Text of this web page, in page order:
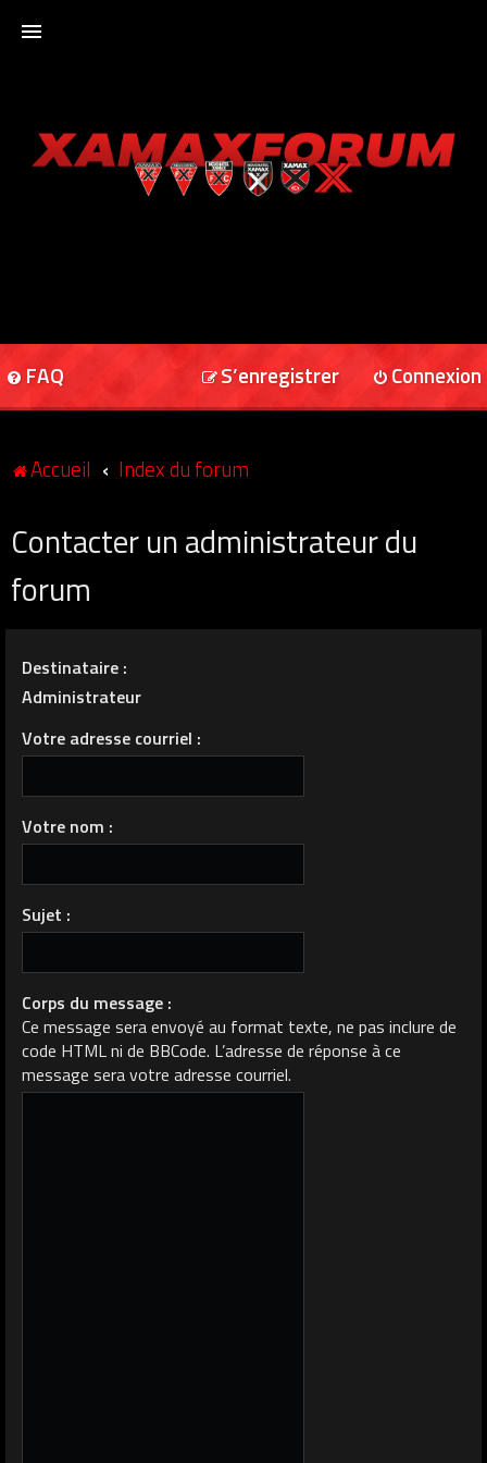
XAMAXFORUM
FAQ Connexion
S’enregistrer
Accueil Index du forum
Contacter un administrateur du
forum
Destinataire :
Administrateur
Votre adresse courriel :
Votre nom :
Sujet :
Corps du message :
Ce message sera envoyé au format texte, ne pas inclure de
code HTML ni de BBCode. L’adresse de réponse à ce
message sera votre adresse courriel.